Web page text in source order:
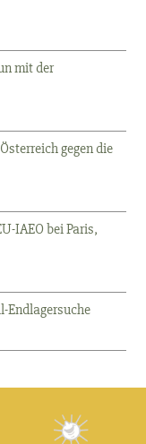
mit der
gegen die
IAEO bei Paris,
Endlagersuche